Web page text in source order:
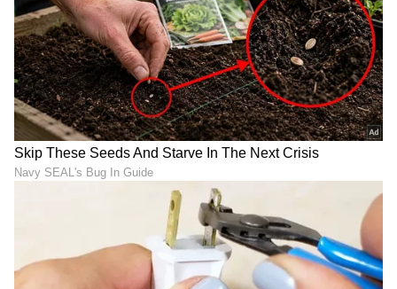
Image Credit :Instagram/trishkrish_583
ರೆಡ್ ಜೈಂಟ್ ಮೂವೀಸ್ ಬ್ಯಾನರ್ ಅಡಿಯಲ್ಲಿ 'ಗೇಮ್
ಚೇಂಜರ್':
ನೆಲ್ಸನ್ ದಿಲೀಪ್ ಕುಮಾರ್ ನಿರ್ದೇಶನದ ಈ ಮೆಗಾ ಪ್ರಾಜೆಕ್ಟ್
ಈಗಾಗಲೇ ಒಂದು ಸಣ್ಣ ವೀಡಿಯೋ ಮೂಲಕ ಸಂಚಲನ
ಮೂಡಿಸಿದೆ. ರಜನಿ ಮತ್ತು ಕಮಲ್ ರೆಟ್ರೋ ಲುಕ್‌ನಲ್ಲಿ
ಕಾಣಿಸಿಕೊಂಡಿದ್ದು, ಈಗ ತ್ರಿಶಾ ಈ ತಂಡಕ್ಕೆ
ಸೇರ್ಪಡೆಯಾಗಿದ್ದಾರೆ. ವಿಜಯ್ ಮತ್ತು ಸ್ಟಾಲಿನ್ ನಡುವೆ
ರಾಜಕೀಯ ಸಮರ ನಡೆಯುತ್ತಿರುವಾಗ, ತ್ರಿಶಾ ಅವರು
ವಿಜಯ್ ವಿರೋಧಿ ಬ್ಯಾನರ್‌ನಲ್ಲಿ ಸಿನಿಮಾ ಮಾಡುತ್ತಿರುವುದು